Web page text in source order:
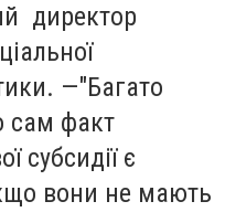
директор
—"Багато
сам факт
субсидії є
вони не мають